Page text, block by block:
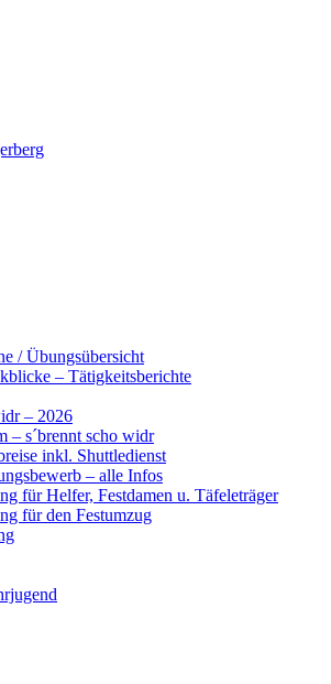
/ Übungsübersicht
– Tätigkeitsberichte
– 2026
– s´brennt scho widr
inkl. Shuttledienst
– alle Infos
für Helfer, Festdamen u. Täfeleträger
für den Festumzug